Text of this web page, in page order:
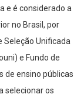
e é considerado a
no Brasil, por
Unificada
e Fundo de
de ensino públicas
selecionar os